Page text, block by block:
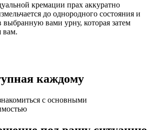
кремации прах аккуратно
до однородного состояния и
выбранную вами урну, которая затем
вам.
каждому
с основными